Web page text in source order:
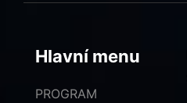
Hlavní menu
PROGRAM